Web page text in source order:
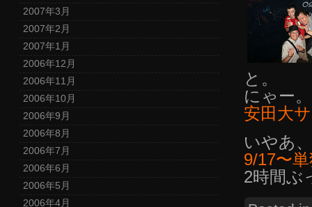
2007年3月
2007年2月
2007年1月
2006年12月
2006年11月
2006年10月
2006年9月
2006年8月
2006年7月
2006年6月
2006年5月
2006年4月
と。
にゃー。
安田大
いやあ
9/17〜
2時間ぶ